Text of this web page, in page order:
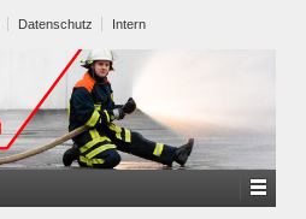
Datenschutz Intern